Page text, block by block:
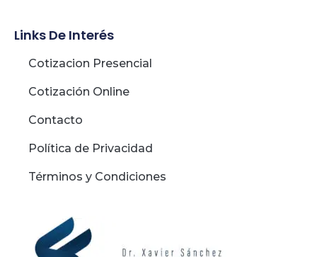
Links De Interés
Cotizacion Presencial
Cotización Online
Contacto
Política de Privacidad
Términos y Condiciones